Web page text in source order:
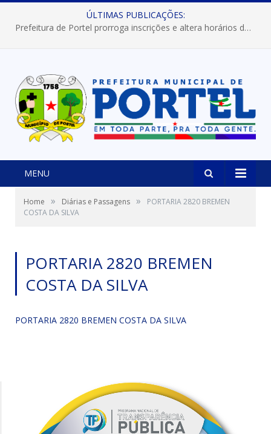
ÚLTIMAS PUBLICAÇÕES:
Prefeitura de Portel prorroga inscrições e altera horários dos concursos “Musa” e “Miss Mix Verão 2026”
MENU
Home » Diárias e Passagens »
PORTARIA 2820 BREMEN
COSTA DA SILVA
PORTARIA 2820 BREMEN
COSTA DA SILVA
PORTARIA 2820 BREMEN COSTA DA SILVA